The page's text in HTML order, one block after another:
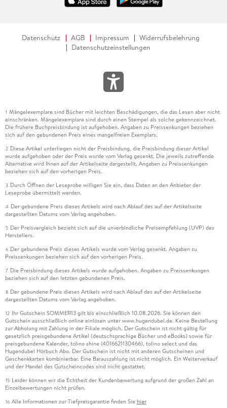
Datenschutz AGB Impressum
Widerrufsbelehrung
Datenschutzeinstellungen
1 Mängelexemplare sind Bücher mit leichten Beschädigungen, die das Lesen aber nicht
einschränken. Mängelexemplare sind durch einen Stempel als solche gekennzeichnet.
Die frühere Buchpreisbindung ist aufgehoben. Angaben zu Preissenkungen beziehen
sich auf den gebundenen Preis eines mangelfreien Exemplars.
2 Diese Artikel unterliegen nicht der Preisbindung, die Preisbindung dieser Artikel
wurde aufgehoben oder der Preis wurde vom Verlag gesenkt. Die jeweils zutreffende
Alternative wird Ihnen auf der Artikelseite dargestellt. Angaben zu Preissenkungen
beziehen sich auf den vorherigen Preis.
3 Durch Öffnen der Leseprobe willigen Sie ein, dass Daten an den Anbieter der
Leseprobe übermittelt werden.
4 Der gebundene Preis dieses Artikels wird nach Ablauf des auf der Artikelseite
dargestellten Datums vom Verlag angehoben.
5 Der Preisvergleich bezieht sich auf die unverbindliche Preisempfehlung (UVP) des
Herstellers.
6 Der gebundene Preis dieses Artikels wurde vom Verlag gesenkt. Angaben zu
Preissenkungen beziehen sich auf den vorherigen Preis.
7 Die Preisbindung dieses Artikels wurde aufgehoben. Angaben zu Preissenkungen
beziehen sich auf den letzten gebundenen Preis.
8 Der gebundene Preis dieses Artikels wird nach Ablauf des auf der Artikelseite
dargestellten Datums vom Verlag angehoben.
12 Ihr Gutschein SOMMER13 gilt bis einschließlich 10.08.2026. Sie können den
Gutschein ausschließlich online einlösen unter www.hugendubel.de. Keine Bestellung
zur Abholung mit Zahlung in der Filiale möglich. Der Gutschein ist nicht gültig für
gesetzlich preisgebundene Artikel (deutschsprachige Bücher und eBooks) sowie für
preisgebundene Kalender, tolino shine (4016621130466), tolino select und das
Hugendubel Hörbuch Abo. Der Gutschein ist nicht mit anderen Gutscheinen und
Geschenkkarten kombinierbar. Eine Barauszahlung ist nicht möglich. Ein Weiterverkauf
und der Handel des Gutscheincodes sind nicht gestattet.
15 Leider können wir die Echtheit der Kundenbewertung aufgrund der großen Zahl an
Einzelbewertungen nicht prüfen.
16 Alle Informationen zur Tiefpreisgarantie finden Sie hier